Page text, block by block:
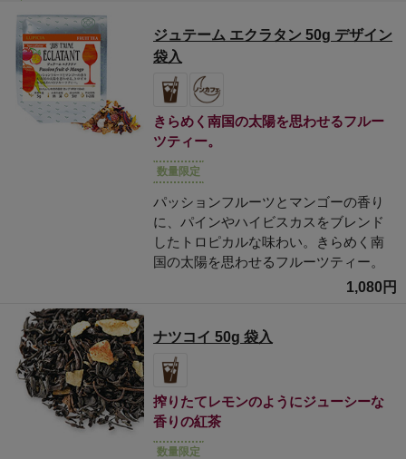
ジュテーム エクラタン 50g デザイン
袋入
きらめく南国の太陽を思わせるフルー
ツティー。
数量限定
パッションフルーツとマンゴーの香り
に、パインやハイビスカスをブレンド
したトロピカルな味わい。きらめく南
国の太陽を思わせるフルーツティー。
1,080円
ナツコイ 50g 袋入
搾りたてレモンのようにジューシーな
香りの紅茶
数量限定